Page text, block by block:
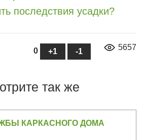
последствия усадки?
5657
0
так же
КАРКАСНОГО ДОМА